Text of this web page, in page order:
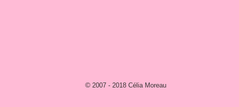
© 2007 - 2018 Célia Moreau